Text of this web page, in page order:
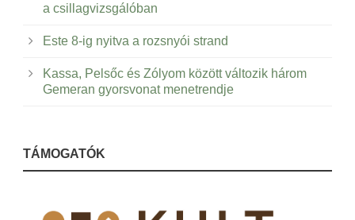
a csillagvizsgálóban
Este 8-ig nyitva a rozsnyói strand
Kassa, Pelsőc és Zólyom között változik három
Gemeran gyorsvonat menetrendje
TÁMOGATÓK